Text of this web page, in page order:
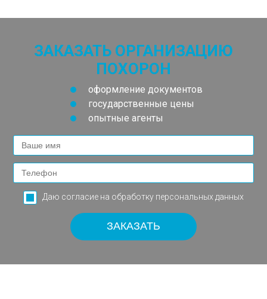
ЗАКАЗАТЬ ОРГАНИЗАЦИЮ
ПОХОРОН
оформление документов
государственные цены
опытные агенты
Даю согласие на обработку персональных данных